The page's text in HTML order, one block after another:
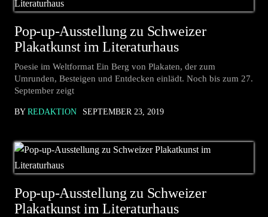
Pop-up-Ausstellung zu Schweizer
Plakatkunst im Literaturhaus
Poesie im Weltformat Ein Berg von Plakaten, der zum
Umrunden, Besteigen und Entdecken einlädt. Noch bis zum 27.
September zeigt
BY REDAKTION SEPTEMBER 23, 2019
Pop-up-Ausstellung zu Schweizer
Plakatkunst im Literaturhaus